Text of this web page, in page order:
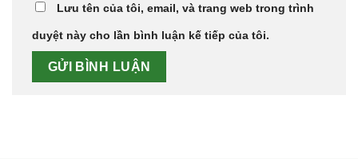
Lưu tên của tôi, email, và trang web trong trình
duyệt này cho lần bình luận kế tiếp của tôi.